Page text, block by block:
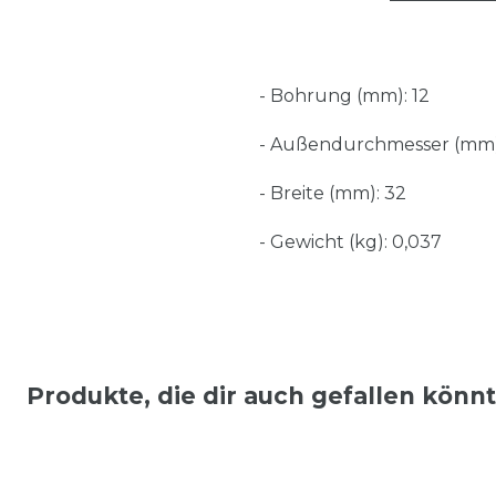
- Bohrung (mm): 12
- Außendurchmesser
- Breite (mm): 32
- Gewicht (kg): 0,037
Produkte, die dir auch gefallen